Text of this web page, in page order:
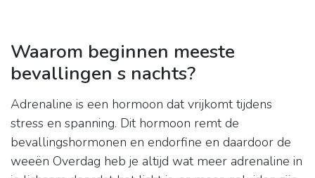
Waarom beginnen meeste
bevallingen s nachts?
Adrenaline is een hormoon dat vrijkomt tijdens
stress en spanning. Dit hormoon remt de
bevallingshormonen en endorfine en daardoor de
weeën Overdag heb je altijd wat meer adrenaline in